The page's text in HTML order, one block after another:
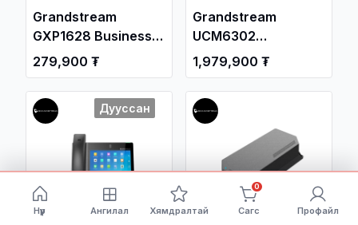
Нүүр Ангилал Хямдралтай
0
Сагс Профайл
Grandstream
GXP1628 Business
HD IP Phone /
Дотуур Суурин
утас /
279,900 ₮
Grandstream
UCM6302
2FXO/2FXS Ports
1000-User IP PBX
1,979,900 ₮
Дууссан